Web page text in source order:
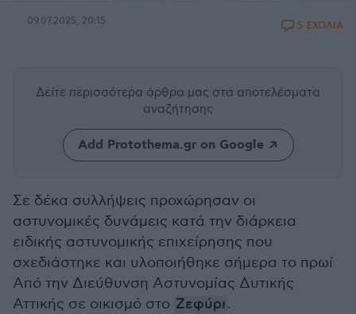
09.07.2025, 20:15 5 ΣΧΟΛΙΑ
Δείτε περισσότερα άρθρα μας στα αποτελέσματα
αναζήτησης
Add Protothema.gr on Google
Σε δέκα συλλήψεις προχώρησαν οι
αστυνομικές δυνάμεις κατά την διάρκεια
ειδικής αστυνομικής επιχείρησης που
σχεδιάστηκε και υλοποιήθηκε σήμερα το πρωί
Από την Διεύθυνση Αστυνομίας Δυτικής
Αττικής σε οικισμό στο Ζεφύρι.